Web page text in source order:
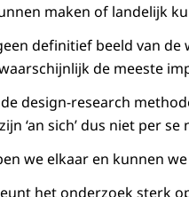
maken of landelijk
definitief beeld van
de meeste
design-research
‘an sich’ dus niet per
we elkaar en kunnen
het onderzoek sterk